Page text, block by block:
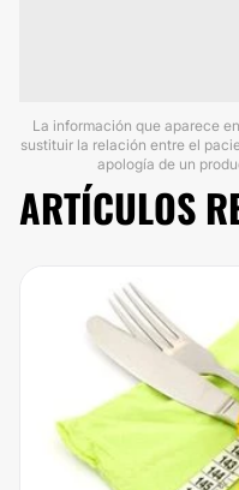
La información que aparece
sustituir la relación entre el
apología de un
ARTÍCULOS